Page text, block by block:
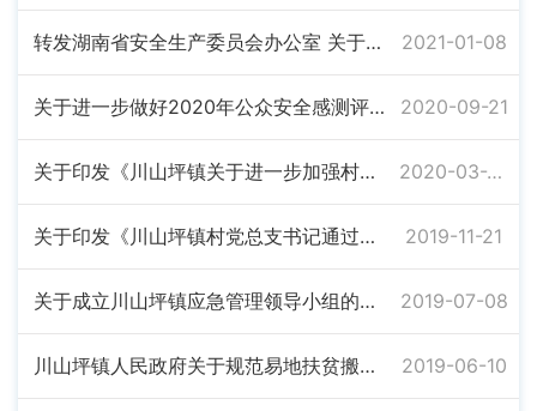
转发湖南省安全生产委员会办公室 关于印发陈飞同志在全省安全生产工作视频会议上讲话的通知 2021-01-08
关于进一步做好2020年公众安全感测评工作的通知 2020-09-21
关于印发《川山坪镇关于进一步加强村级后备干部队伍建设的工作方案》的通知 2020-03-23
关于印发《川山坪镇村党总支书记通过法定程序担任村民委员会主任工作实施方案》的通知 2019-11-21
关于成立川山坪镇应急管理领导小组的通知 2019-07-08
川山坪镇人民政府关于规范易地扶贫搬迁安置区服务管理的通知 2019-06-10